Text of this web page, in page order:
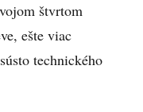
štvrtom
ešte viac
technického